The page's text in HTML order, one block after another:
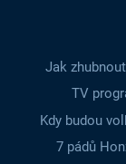
Jak zhubnout
TV
Kdy budou
7 pádů